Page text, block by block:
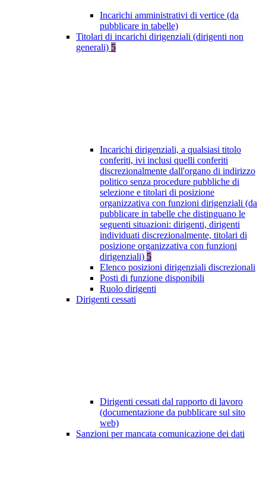
Incarichi amministrativi di vertice (da
pubblicare in tabelle)
Titolari di incarichi dirigenziali (dirigenti non
generali) 5
Incarichi dirigenziali, a qualsiasi titolo
conferiti, ivi inclusi quelli conferiti
discrezionalmente dall'organo di indirizzo
politico senza procedure pubbliche di
selezione e titolari di posizione
organizzativa con funzioni dirigenziali (da
pubblicare in tabelle che distinguano le
seguenti situazioni: dirigenti, dirigenti
individuati discrezionalmente, titolari di
posizione organizzativa con funzioni
dirigenziali) 5
Elenco posizioni dirigenziali discrezionali
Posti di funzione disponibili
Ruolo dirigenti
Dirigenti cessati
Dirigenti cessati dal rapporto di lavoro
(documentazione da pubblicare sul sito
web)
Sanzioni per mancata comunicazione dei dati